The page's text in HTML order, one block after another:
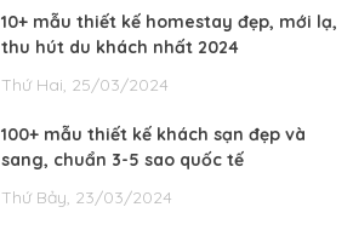
10+ mẫu thiết kế homestay đẹp, mới lạ,
thu hút du khách nhất 2024
Thứ Hai, 25/03/2024
100+ mẫu thiết kế khách sạn đẹp và
sang, chuẩn 3-5 sao quốc tế
Thứ Bảy, 23/03/2024